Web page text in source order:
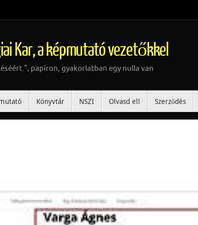
Kar, a képmutató vezetőkkel
papíron, gyakorlatban egy nulla van
Könyvtár NSZI Olvasd el! Szerződés